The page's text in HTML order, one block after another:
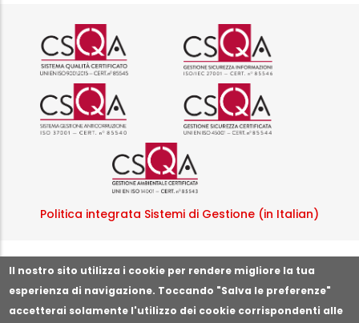
Il nostro sito utilizza i cookie per rendere migliore la tua
esperienza di navigazione. Toccando "Salva le preferenze"
accetterai solamente l'utilizzo dei cookie corrispondenti alle
Logo certificazione ISO 9001
Logo
Logo certificazione ISO 37001
Logo
Logo certificazione ISO
Politica integrata Sistemi di Gestione (in Italian)
Segnala illeciti o irregolarità